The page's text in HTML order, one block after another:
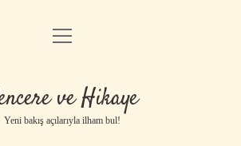
Anasayfa
Yasal Uyarı
menüyü
ve Hikaye
Yeni bakış açılarıyla ilham bul!